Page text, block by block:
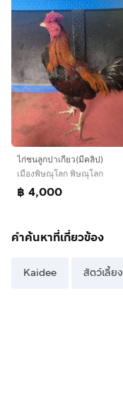
ไก่ชนลูกปาเกียว(มีคลิป)
เมืองพิษณุโลก พิษณุโลก
฿ 4,000
คำค้นหาที่เกี่ยวข้อง
Kaidee สัตว์เลี้ยง